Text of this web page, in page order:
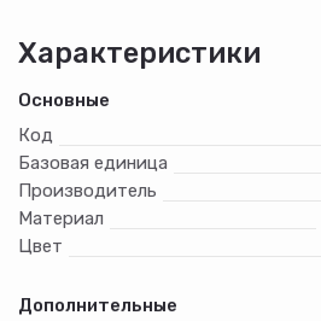
Характеристики
Основные
Код
Базовая единица
Производитель
Материал
Цвет
Дополнительные